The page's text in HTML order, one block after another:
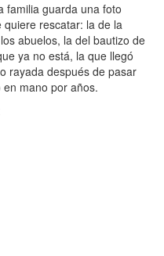
familia guarda una foto
quiere rescatar: la de la
abuelos, la del bautizo de
ya no está, la que llegó
rayada después de pasar
en mano por años.